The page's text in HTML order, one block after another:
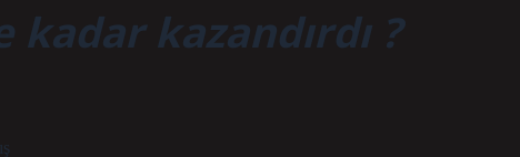
kazandırdı ?